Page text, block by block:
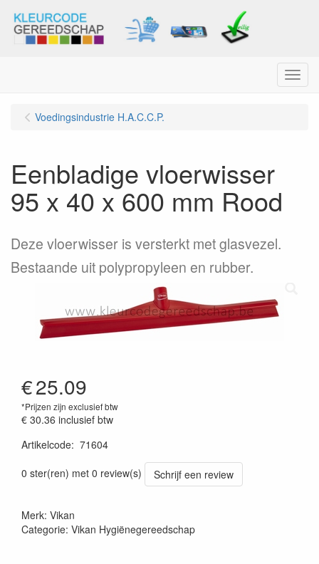
Menu
Voedingsindustrie H.A.C.C.P.
Eenbladige vloerwisser
95 x 40 x 600 mm Rood
Deze vloerwisser is versterkt met glasvezel.
Bestaande uit polypropyleen en rubber.
€25.09
*Prijzen zijn exclusief btw
€ 30.36 inclusief btw
Artikelcode: 71604
0 ster(ren) met 0 review(s)
Schrijf een review
Merk: Vikan
Categorie: Vikan Hygiënegereedschap